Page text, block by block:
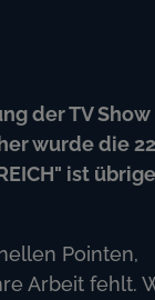
der TV Show
wurde die
ist
Pointen,
Arbeit fehlt.